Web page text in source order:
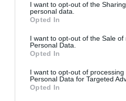
I want to opt-out of the
personal data.
Opted In
I want to opt-out of the Sale of
Personal Data.
Opted In
I want to opt-out of processing
Personal Data for Targeted
Opted In